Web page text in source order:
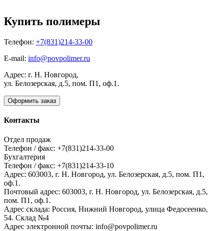
Купить полимеры
Телефон: +7(831)214-33-00
E-mail: info@povpolimer.ru
Адрес: г. Н. Новгород,
ул. Белозерская, д.5, пом. П1, оф.1.
Оформить заказ
Контакты
Отдел продаж
Телефон / факс: +7(831)214-33-00
Бухгалтерия
Телефон / факс: +7(831)214-33-10
Адрес: 603003, г. Н. Новгород, ул. Белозерская, д.5, пом. П1,
оф.1.
Почтовый адрес: 603003, г. Н. Новгород, ул. Белозерская, д.5,
пом. П1, оф.1.
Адрес склада: Россия, Нижний Новгород, улица Федосеенко,
54. Склад №4
Адрес электронной почты: info@povpolimer.ru